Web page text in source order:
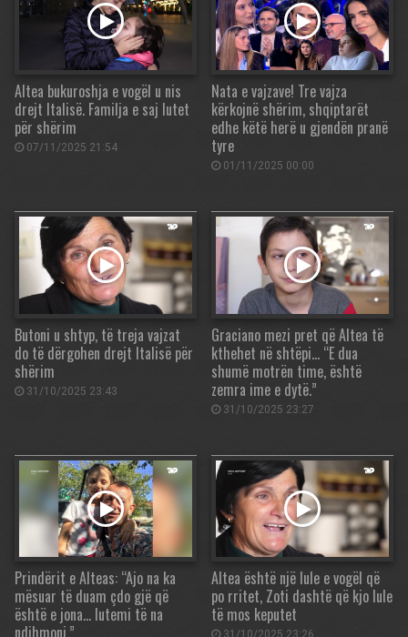
Altea bukuroshja e vogël u nis
drejt Italisë. Familja e saj lutet
për shërim
07/11/2025 21:54
Nata e vajzave! Tre vajza
kërkojnë shërim, shqiptarët
edhe këtë herë u gjendën pranë
tyre
01/11/2025 00:00
Butoni u shtyp, të treja vajzat
do të dërgohen drejt Italisë për
shërim
31/10/2025 23:43
Graciano mezi pret që Altea të
kthehet në shtëpi… “E dua
shumë motrën time, është
zemra ime e dytë.”
31/10/2025 23:27
Prindërit e Alteas: “Ajo na ka
mësuar të duam çdo gjë që
është e jona… lutemi të na
Altea është një lule e vogël që
po rritet, Zoti dashtë që kjo lule
të mos keputet